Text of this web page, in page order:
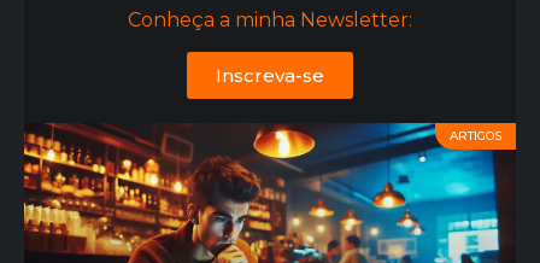
Conheça a minha Newsletter:
Inscreva-se
ARTIGOS